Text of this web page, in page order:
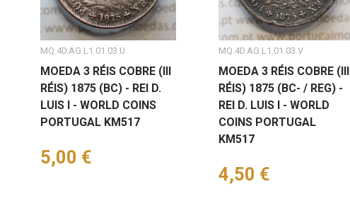
MQ.4D.AG.L1.01.03.U
MOEDA 3 RÉIS COBRE (III
RÉIS) 1875 (BC) - REI D.
LUIS I - WORLD COINS
PORTUGAL KM517
Preço
5,00 €
MQ.4D.AG.L1.01.03.V
MOEDA 3 RÉIS COBRE (III
RÉIS) 1875 (BC- / REG) -
REI D. LUIS I - WORLD
COINS PORTUGAL
KM517
Preço
4,50 €